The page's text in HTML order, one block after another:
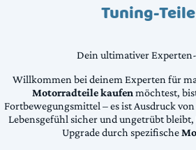
Tuning-
Dein ultimativer
Willkommen bei deinem Experten für
Motorradteile kaufenmöchtest,
Fortbewegungsmittel – es ist Ausdruck
Lebensgefühl sicher und ungetrübt
Upgrade durch spezifische